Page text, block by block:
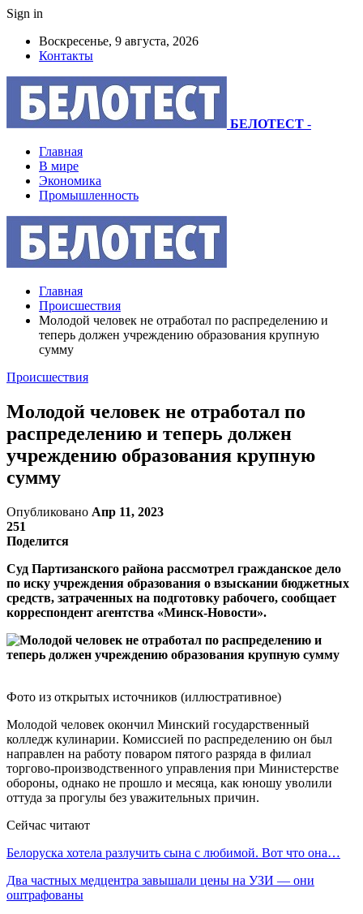
Sign in
Воскресенье, 9 августа, 2026
Контакты
БЕЛОТЕСТ -
Главная
В мире
Экономика
Промышленность
Главная
Происшествия
Молодой человек не отработал по распределению и
теперь должен учреждению образования крупную
сумму
Происшествия
Молодой человек не отработал по
распределению и теперь должен
учреждению образования крупную
сумму
Опубликовано Апр 11, 2023
251
Поделится
Суд Партизанского района рассмотрел гражданское дело
по иску учреждения образования о взыскании бюджетных
средств, затраченных на подготовку рабочего, сообщает
корреспондент агентства «Минск-Новости».
Фото из открытых источников (иллюстративное)
Молодой человек окончил Минский государственный
колледж кулинарии. Комиссией по распределению он был
направлен на работу поваром пятого разряда в филиал
торгово-производственного управления при Министерстве
обороны, однако не прошло и месяца, как юношу уволили
оттуда за прогулы без уважительных причин.
Сейчас читают
Белоруска хотела разлучить сына с любимой. Вот что она…
Два частных медцентра завышали цены на УЗИ — они
оштрафованы